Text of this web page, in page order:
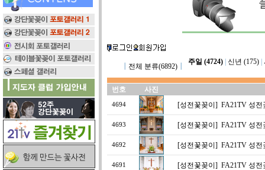
전체 분류(6892)┃
주일 (4724)| 신년 (175)|
번호 사진
4694 [성전꽃꽂이] FA21TV 성전
4693 [성전꽃꽂이] FA21TV 성전
4692 [성전꽃꽂이] FA21TV 성전
4691 [성전꽃꽂이] FA21TV 성전